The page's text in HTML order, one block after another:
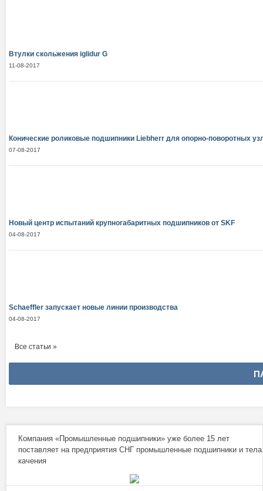
Втулки скольжения iglidur G
11-08-2017
Конические роликовые подшипники Liebherr для опорно-поворотных
07-08-2017
Новый центр испытаний крупногабаритных подшипников от SKF
04-08-2017
Schaeffler запускает новые линии производства
04-08-2017
Все статьи »
Компания «Промышленные подшипники» уже более 15 лет
поставляет на предприятия СНГ промышленные подшипники и тела
качения